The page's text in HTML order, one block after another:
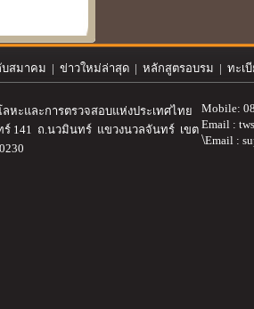
บสมาคม | ข่าวใหม่ล่าสุด | หลักสูตรอบรม | ทะเ
หะและการตรวจสอบแห่งประเทศไทย
ร์ 141 ถ.นวมินทร์ แขวงนวลจันทร์ เขต
Mobile:
Email :
\Email :